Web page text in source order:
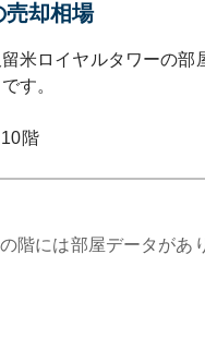
売却相場
米ロイヤルタワーの部
す。
10階
階には部屋データがあ